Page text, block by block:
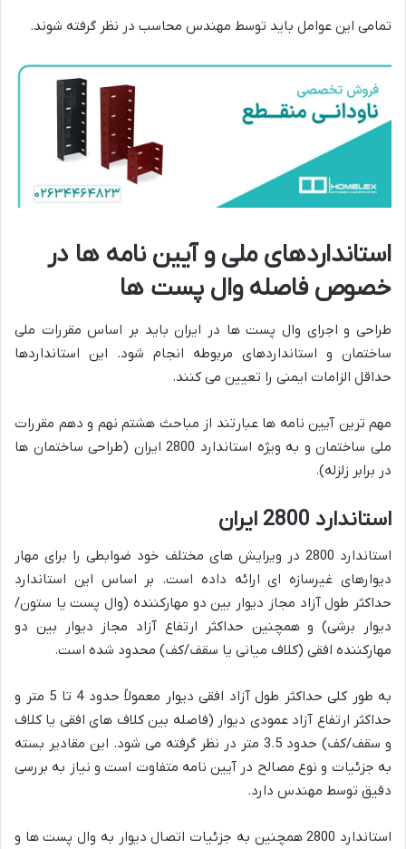
تمامی این عوامل باید توسط مهندس محاسب در نظر گرفته شوند.
استانداردهای ملی و آیین نامه ها در
خصوص فاصله وال پست ها
طراحی و اجرای وال پست ها در ایران باید بر اساس مقررات ملی
ساختمان و استانداردهای مربوطه انجام شود. این استانداردها
حداقل الزامات ایمنی را تعیین می کنند.
مهم ترین آیین نامه ها عبارتند از مباحث هشتم نهم و دهم مقررات
ملی ساختمان و به ویژه استاندارد 2800 ایران (طراحی ساختمان ها
در برابر زلزله).
استاندارد 2800 ایران
استاندارد 2800 در ویرایش های مختلف خود ضوابطی را برای مهار
دیوارهای غیرسازه ای ارائه داده است. بر اساس این استاندارد
حداکثر طول آزاد مجاز دیوار بین دو مهارکننده (وال پست یا ستون/
دیوار برشی) و همچنین حداکثر ارتفاع آزاد مجاز دیوار بین دو
مهارکننده افقی (کلاف میانی یا سقف/کف) محدود شده است.
به طور کلی حداکثر طول آزاد افقی دیوار معمولاً حدود 4 تا 5 متر و
حداکثر ارتفاع آزاد عمودی دیوار (فاصله بین کلاف های افقی یا کلاف
و سقف/کف) حدود 3.5 متر در نظر گرفته می شود. این مقادیر بسته
به جزئیات و نوع مصالح در آیین نامه متفاوت است و نیاز به بررسی
دقیق توسط مهندس دارد.
استاندارد 2800 همچنین به جزئیات اتصال دیوار به وال پست ها و